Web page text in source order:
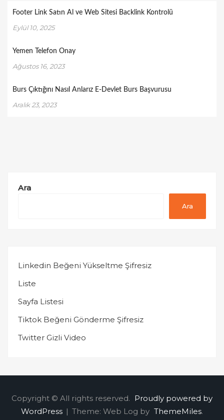
Footer Link Satın Al ve Web Sitesi Backlink Kontrolü
Eylül 10, 2025
Yemen Telefon Onay
Ağustos 16, 2023
Burs Çıktığını Nasıl Anlarız E-Devlet Burs Başvurusu
Aralık 23, 2023
Ara
Ara
Linkedin Beğeni Yükseltme Şifresiz
Liste
Sayfa Listesi
Tiktok Beğeni Gönderme Şifresiz
Twitter Gizli Video
Copyright © All rights reserved. Proudly powered by
WordPress | Theme: Web Log by ThemeMiles.